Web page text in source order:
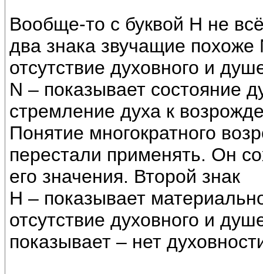
Вообще-то с буквой Н не
два знака звучащие
отсутствие духовного и
N – показывает состояние
стремление духа к
Понятие многократного
перестали применять. Он
его значения. Второй знак
Н – показывает
отсутствие духовного и
показывает – нет